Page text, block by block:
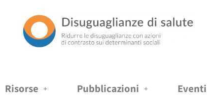
Risorse Pubblicazioni Eventi